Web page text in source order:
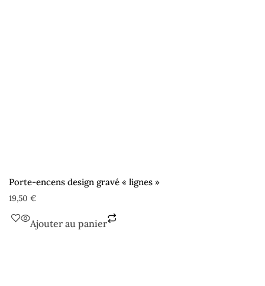
Porte-encens design gravé « lignes »
19,50 €
Ajouter au panier